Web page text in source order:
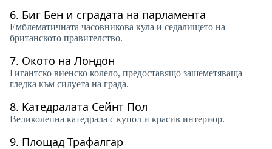
6. Биг Бен и сградата на парламента
Емблематичната часовникова кула и седалището на
британското правителство.
7. Окото на Лондон
Гигантско виенско колело, предоставящо зашеметяваща
гледка към силуета на града.
8. Катедралата Сейнт Пол
Великолепна катедрала с купол и красив интериор.
9. Площад Трафалгар